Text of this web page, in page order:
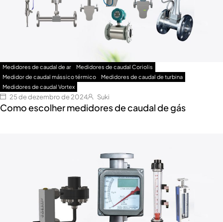
Medidores de caudal de ar
Medidores de caudal Coriolis
Medidor de caudal mássico térmico
Medidores de caudal de turbina
Medidores de caudal Vortex
25 de dezembro de 2024 Suki
Como escolher medidores de caudal de gás